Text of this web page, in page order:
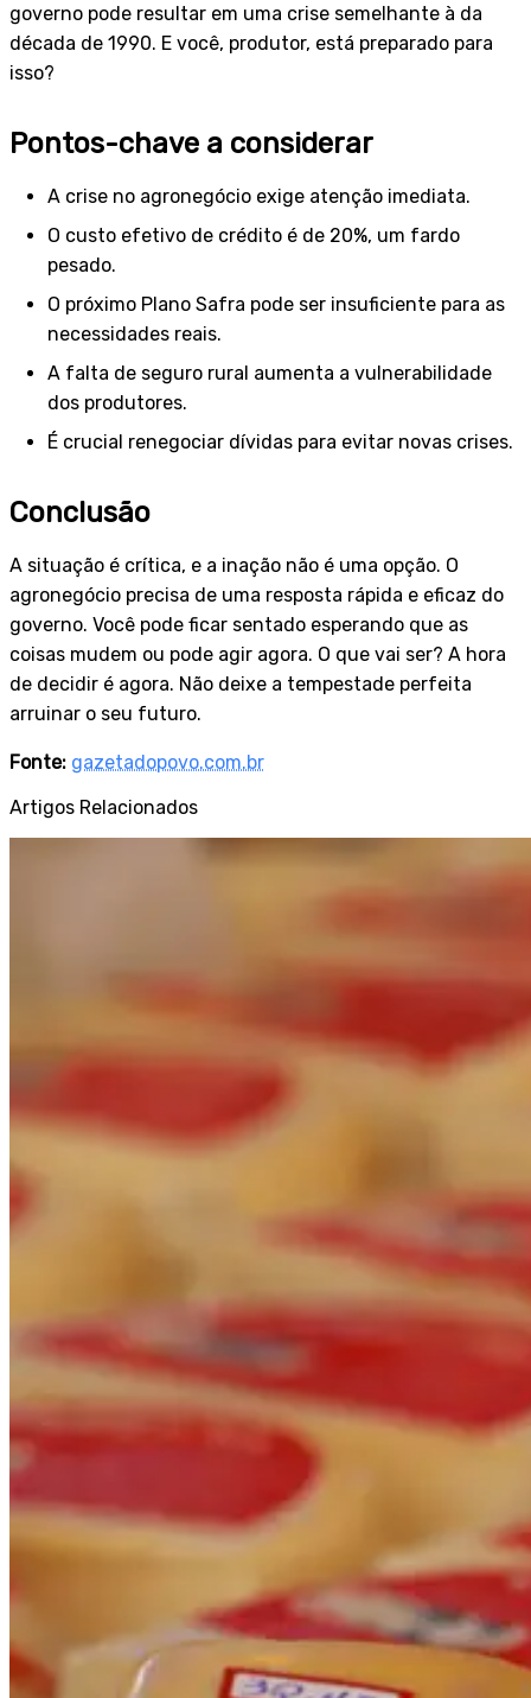
governo pode resultar em uma crise semelhante à da
década de 1990. E você, produtor, está preparado para
isso?
Pontos-chave a considerar
A crise no agronegócio exige atenção imediata.
O custo efetivo de crédito é de 20%, um fardo
pesado.
O próximo Plano Safra pode ser insuficiente para as
necessidades reais.
A falta de seguro rural aumenta a vulnerabilidade
dos produtores.
É crucial renegociar dívidas para evitar novas crises.
Conclusão
A situação é crítica, e a inação não é uma opção. O
agronegócio precisa de uma resposta rápida e eficaz do
governo. Você pode ficar sentado esperando que as
coisas mudem ou pode agir agora. O que vai ser? A hora
de decidir é agora. Não deixe a tempestade perfeita
arruinar o seu futuro.
Fonte: gazetadopovo.com.br
Artigos Relacionados